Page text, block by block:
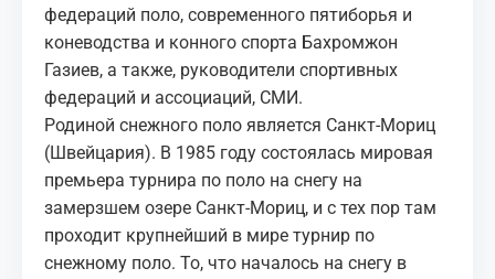
федераций поло, современного пятиборья и
коневодства и конного спорта Бахромжон
Газиев, а также, руководители спортивных
федераций и ассоциаций, СМИ.
Родиной снежного поло является Санкт-Мориц
(Швейцария). В 1985 году состоялась мировая
премьера турнира по поло на снегу на
замерзшем озере Санкт-Мориц, и с тех пор там
проходит крупнейший в мире турнир по
снежному поло. То, что началось на снегу в